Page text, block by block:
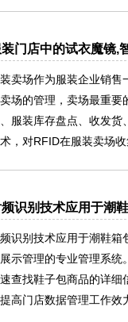
装门店中的试衣魔镜,
卖场作为服装企业销
场的管理，卖场最重
服装库存盘点、收发货
，对RFID在服装卖场
识别技术应用于潮
识别技术应用于潮鞋箱
示管理的专业管理系统
查找鞋子包商品的详细
高门店数据管理工作效